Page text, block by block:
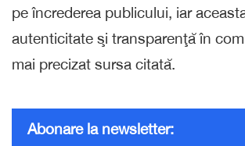
pe încrederea publicului, iar
autenticitate şi transparenţă în
mai precizat sursa citată.
Abonare la newsletter: